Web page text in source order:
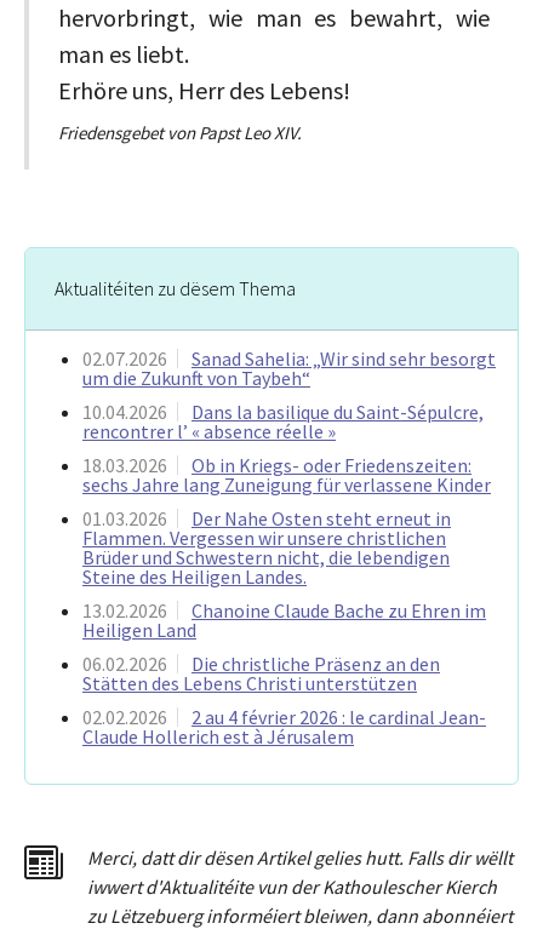
hervorbringt, wie man es bewahrt, wie
man es liebt.
Erhöre uns, Herr des Lebens!
Friedensgebet von Papst Leo XIV.
Aktualitéiten zu dësem Thema
02.07.2026
Sanad Sahelia: „Wir sind sehr besorgt
um die Zukunft von Taybeh“
10.04.2026
Dans la basilique du Saint-Sépulcre,
rencontrer l’ « absence réelle »
18.03.2026
Ob in Kriegs- oder Friedenszeiten:
sechs Jahre lang Zuneigung für verlassene Kinder
01.03.2026
Der Nahe Osten steht erneut in
Flammen. Vergessen wir unsere christlichen
Brüder und Schwestern nicht, die lebendigen
Steine des Heiligen Landes.
13.02.2026
Chanoine Claude Bache zu Ehren im
Heiligen Land
06.02.2026
Die christliche Präsenz an den
Stätten des Lebens Christi unterstützen
02.02.2026
2 au 4 février 2026 : le cardinal Jean-
Claude Hollerich est à Jérusalem
Merci, dattdir dësen Artikel gelies hutt. Falls dir wëllt
iwwert d'Aktualitéite vun der Kathoulescher Kierch
zu Lëtzebuerg informéiert bleiwen, dann abonnéiert